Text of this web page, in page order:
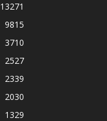
13271
9815
3710
2527
2339
2030
1329